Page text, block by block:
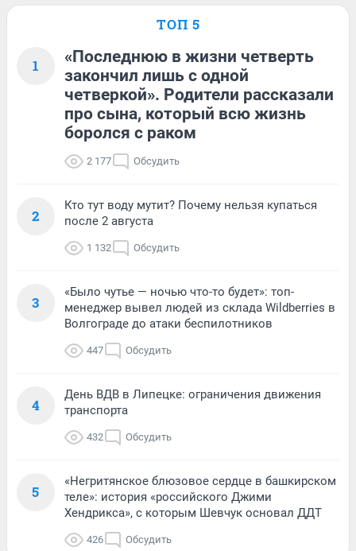
ТОП 5
1
«Последнюю в жизни четверть
закончил лишь с одной
четверкой». Родители рассказали
про сына, который всю жизнь
боролся с раком
2 177 Обсудить
2
Кто тут воду мутит? Почему нельзя купаться
после 2 августа
1 132 Обсудить
3
«Было чутье — ночью что-то будет»: топ-
менеджер вывел людей из склада Wildberries в
Волгограде до атаки беспилотников
447 Обсудить
4
День ВДВ в Липецке: ограничения движения
транспорта
432 Обсудить
5
«Негритянское блюзовое сердце в башкирском
теле»: история «российского Джими
Хендрикса», с которым Шевчук основал ДДТ
426 Обсудить